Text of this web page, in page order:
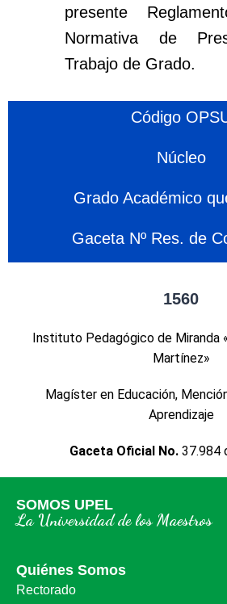
presente
Normativa de
Trabajo de Grado.
Código
Núcleo
Grado Académico
Gaceta Nº Res. de
1560
Instituto Pedagógico de Miranda
Martínez»
Magíster en Educación,
Aprendizaje
Gaceta Oficial No. 37.984
SOMOS UPEL
La Universidad de los Maestros
Quiénes Somos
Rectorado